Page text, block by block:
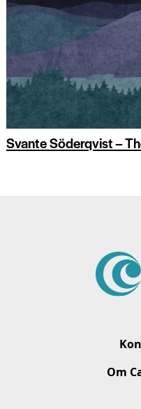
Svante Söderqvist –
Om